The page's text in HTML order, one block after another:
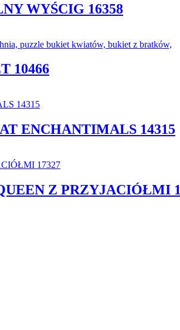
WYŚCIG 16358
10466
ENCHANTIMALS 14315
Z PRZYJACIÓŁMI